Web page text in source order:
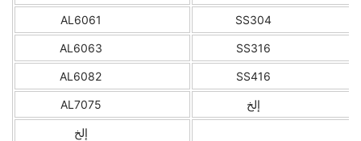
AL6061 SS304
AL6063 SS316
AL6082 SS416
AL7075 إلخ
إلخ